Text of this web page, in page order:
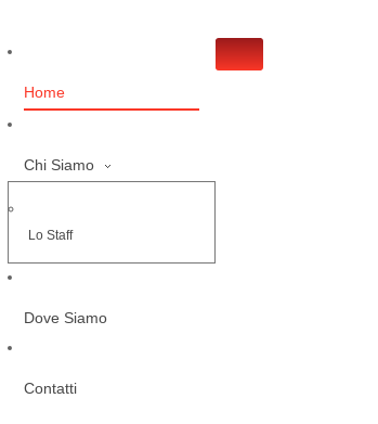
Home
Chi Siamo
Lo Staff
Dove Siamo
Contatti